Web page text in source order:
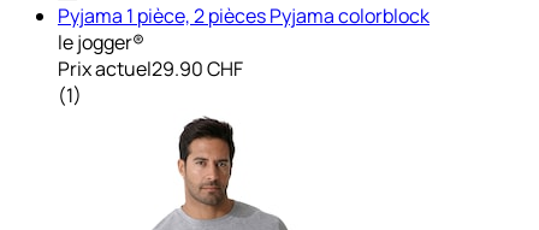
Pyjama 1 pièce, 2 pièces Pyjama colorblock
le jogger®
Prix actuel29.90 CHF
(1)